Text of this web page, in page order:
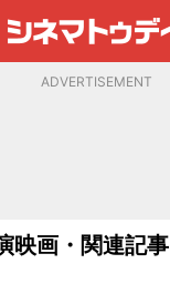
ADVERTISEMENT
映画・関連記事